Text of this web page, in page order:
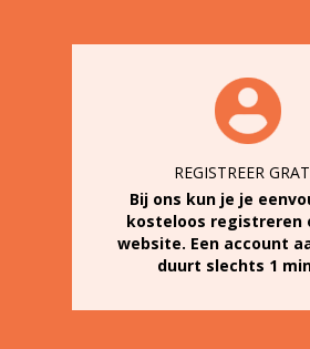
REGISTREER
Bij ons kun je je
kosteloos registreren
website. Een account
duurt slechts 1